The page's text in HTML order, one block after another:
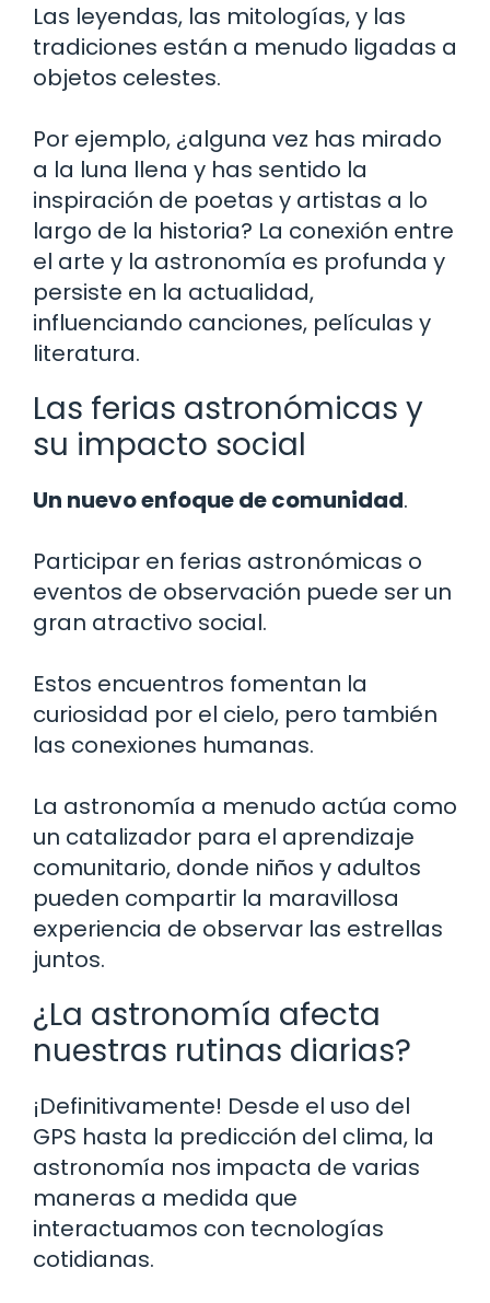
Las leyendas, las mitologías, y las
tradiciones están a menudo ligadas a
objetos celestes.
Por ejemplo, ¿alguna vez has mirado
a la luna llena y has sentido la
inspiración de poetas y artistas a lo
largo de la historia? La conexión entre
el arte y la astronomía es profunda y
persiste en la actualidad,
influenciando canciones, películas y
literatura.
Las ferias astronómicas y
su impacto social
Un nuevo enfoque de comunidad.
Participar en ferias astronómicas o
eventos de observación puede ser un
gran atractivo social.
Estos encuentros fomentan la
curiosidad por el cielo, pero también
las conexiones humanas.
La astronomía a menudo actúa como
un catalizador para el aprendizaje
comunitario, donde niños y adultos
pueden compartir la maravillosa
experiencia de observar las estrellas
juntos.
¿La astronomía afecta
nuestras rutinas diarias?
¡Definitivamente! Desde el uso del
GPS hasta la predicción del clima, la
astronomía nos impacta de varias
maneras a medida que
interactuamos con tecnologías
cotidianas.